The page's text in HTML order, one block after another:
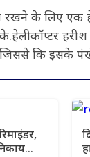
रखने के लिए
हरीश
जिससे कि इसके